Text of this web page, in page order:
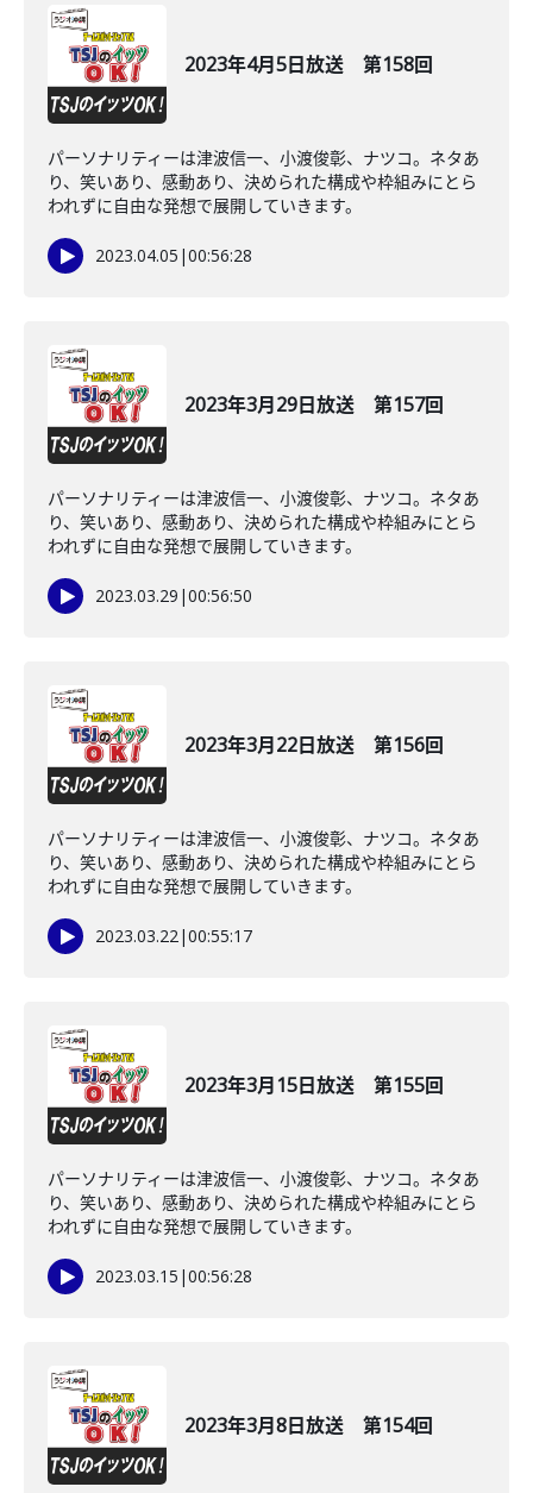
2023年4月5日放送 第158回
パーソナリティーは津波信一、小渡俊彰、ナツコ。ネタあ
り、笑いあり、感動あり、決められた構成や枠組みにとら
われずに自由な発想で展開していきます。
2023.04.05 |00:56:28
2023年3月29日放送 第157回
パーソナリティーは津波信一、小渡俊彰、ナツコ。ネタあ
り、笑いあり、感動あり、決められた構成や枠組みにとら
われずに自由な発想で展開していきます。
2023.03.29 |00:56:50
2023年3月22日放送 第156回
パーソナリティーは津波信一、小渡俊彰、ナツコ。ネタあ
り、笑いあり、感動あり、決められた構成や枠組みにとら
われずに自由な発想で展開していきます。
2023.03.22|00:55:17
2023年3月15日放送 第155回
パーソナリティーは津波信一、小渡俊彰、ナツコ。ネタあ
り、笑いあり、感動あり、決められた構成や枠組みにとら
われずに自由な発想で展開していきます。
2023.03.15 |00:56:28
2023年3月8日放送 第154回